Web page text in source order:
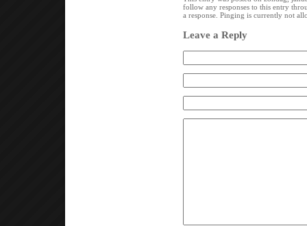
follow any responses to this entry
a response. Pinging is currently not
Leave a Reply